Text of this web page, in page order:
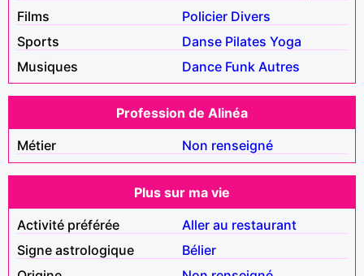
Films
Policier Divers
Sports
Danse Pilates Yoga
Musiques
Dance Funk Autres
Profession de Alinéa
Métier
Non renseigné
Plus sur ma vie
Activité préférée
Aller au restaurant
Signe astrologique
Bélier